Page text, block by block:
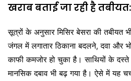
खराब बताई जा रही है तबीयत:
सूत्रों के अनुसार मिसिर बेसरा की तबीयत
जंगल में लगातार ठिकाना बदलने, दवा और
काफी कमजोर हो चुका है। साथियों के
मानसिक दबाव भी बढ़ गया है। ऐसे में यह